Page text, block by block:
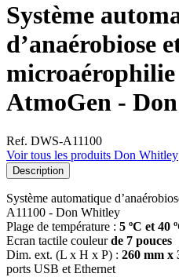
Système
d’anaérobiose
AtmoGen -
Ref. DWS-A11100
Voir tous les produits Don Whitley
Description
Système automatique
A11100 - Don Whitley
Plage de température : 5 ºC et 40
Ecran tactile couleurde 7 pouces
Dim. ext. (L x H x P) : 260 mm x
ports USB et Ethernet